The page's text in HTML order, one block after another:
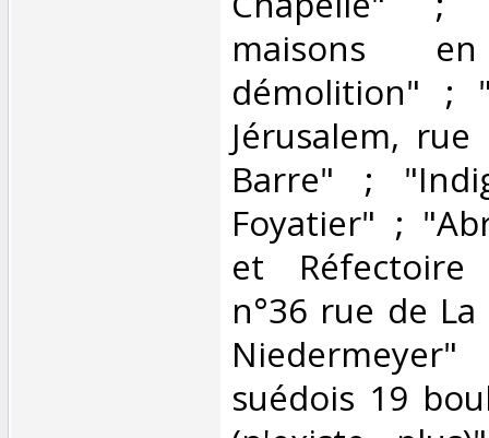
maisons
démolition" ;
Jérusalem,
Barre" ;
Foyatier" ;
et
n°36 rue de
suédois 19